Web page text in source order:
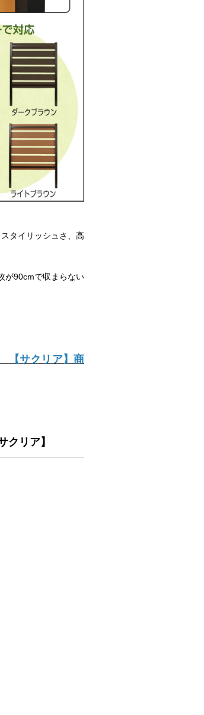
タイリッシュさ、高
が90cmで収まらない
サクリア】商
リア】